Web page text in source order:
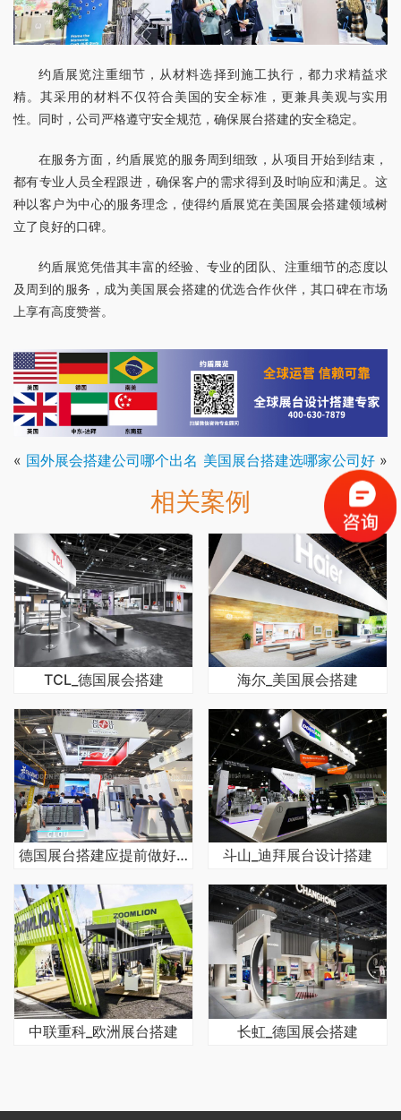
约盾展览注重细节，从材料选择到施工执行，都力求精益求
精。其采用的材料不仅符合美国的安全标准，更兼具美观与实用
性。同时，公司严格遵守安全规范，确保展台搭建的安全稳定。
在服务方面，约盾展览的服务周到细致，从项目开始到结束，
都有专业人员全程跟进，确保客户的需求得到及时响应和满足。这
种以客户为中心的服务理念，使得约盾展览在美国展会搭建领域树
立了良好的口碑。
约盾展览凭借其丰富的经验、专业的团队、注重细节的态度以
及周到的服务，成为美国展会搭建的优选合作伙伴，其口碑在市场
上享有高度赞誉。
« 国外展会搭建公司哪个出名 美国展台搭建选哪家公司好 »
相关案例
TCL_德国展会搭建 海尔_美国展会搭建
德国展台搭建应提前做好哪些准备工作 斗山_迪拜展台设计搭建
中联重科_欧洲展台搭建 长虹_德国展会搭建